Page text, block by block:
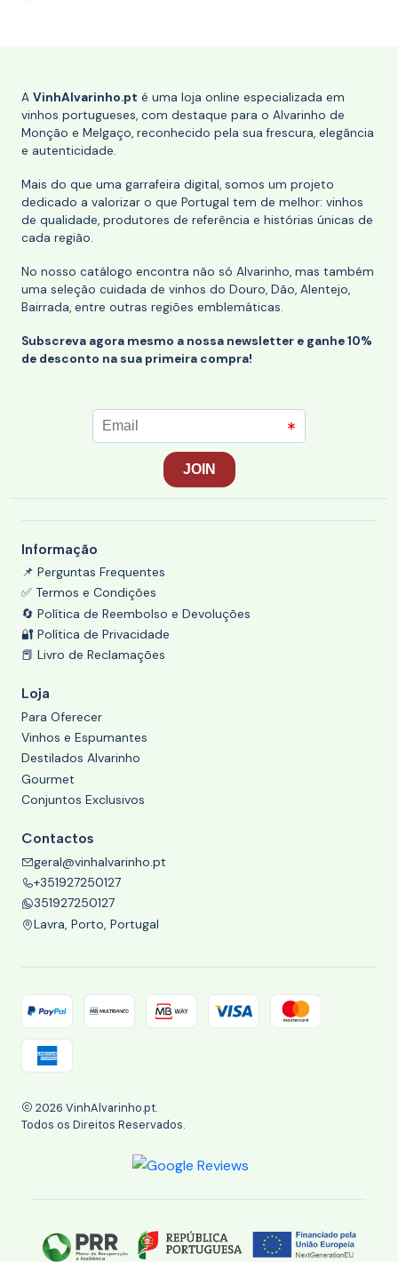
A VinhAlvarinho.pt é uma loja online especializada em
vinhos portugueses, com destaque para o Alvarinho de
Monção e Melgaço, reconhecido pela sua frescura, elegância
e autenticidade.
Mais do que uma garrafeira digital, somos um projeto
dedicado a valorizar o que Portugal tem de melhor: vinhos
de qualidade, produtores de referência e histórias únicas de
cada região.
No nosso catálogo encontra não só Alvarinho, mas também
uma seleção cuidada de vinhos do Douro, Dão, Alentejo,
Bairrada, entre outras regiões emblemáticas.
Subscreva agora mesmo a nossa newsletter e ganhe 10%
de desconto na sua primeira compra!
Informação
📌 Perguntas Frequentes
✅ Termos e Condições
🔄 Política de Reembolso e Devoluções
🔐 Política de Privacidade
📕 Livro de Reclamações
Loja
Para Oferecer
Vinhos e Espumantes
Destilados Alvarinho
Gourmet
Conjuntos Exclusivos
Contactos
geral@vinhalvarinho.pt
+351927250127
351927250127
Lavra, Porto, Portugal
2026 VinhAlvarinho.pt.
Todos os Direitos Reservados.